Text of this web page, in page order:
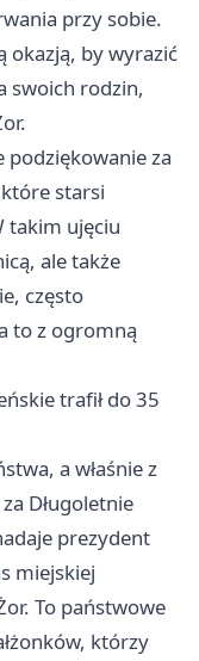
przy sobie.
okazją, by wyrazić
swoich rodzin,
podziękowanie za
starsi
takim ujęciu
ale także
często
to z ogromną
trafił do 35
a właśnie z
Długoletnie
prezydent
miejskiej
To państwowe
którzy